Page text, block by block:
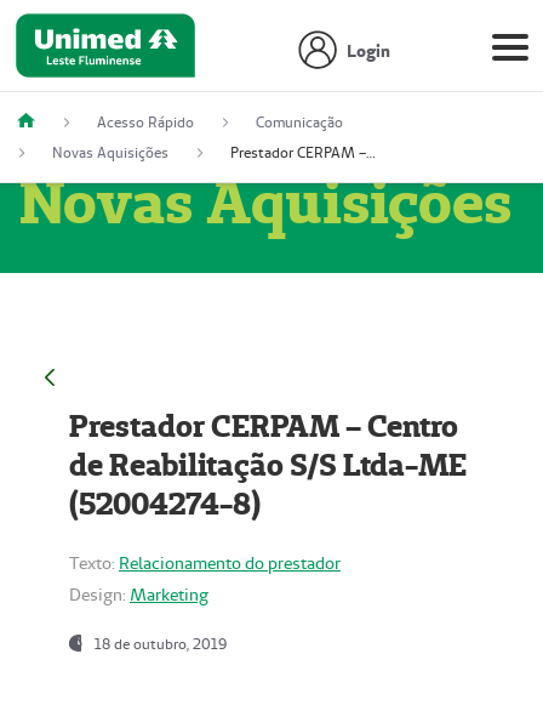
Login
Acesso Rápido
Comunicação
Novas Aquisições
Prestador CERPAM – Centro de Reabilitação S/S Ltda-ME (52004274-8)
Novas Aquisições
Prestador CERPAM – Centro
de Reabilitação S/S Ltda-ME
(52004274-8)
Texto: Relacionamento do prestador
Design: Marketing
18 de outubro, 2019